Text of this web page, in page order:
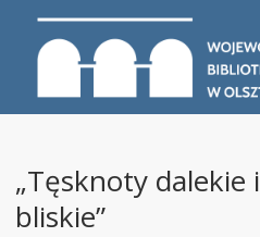
„Tęsknoty dalekie i
bliskie”